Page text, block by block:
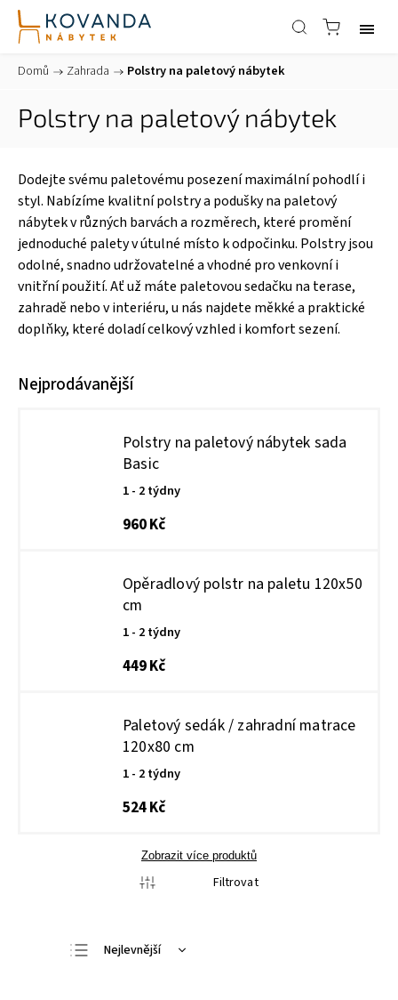
Domů / Zahrada / Polstry na paletový nábytek
Polstry na paletový nábytek
Dodejte svému paletovému posezení maximální pohodlí i
styl. Nabízíme kvalitní polstry a podušky na paletový
nábytek v různých barvách a rozměrech, které promění
jednoduché palety v útulné místo k odpočinku. Polstry jsou
odolné, snadno udržovatelné a vhodné pro venkovní i
vnitřní použití. Ať už máte paletovou sedačku na terase,
zahradě nebo v interiéru, u nás najdete měkké a praktické
doplňky, které doladí celkový vzhled i komfort sezení.
Nejprodávanější
Polstry na paletový nábytek sada
Basic
1 - 2 týdny
960 Kč
Opěradlový polstr na paletu 120x50
cm
1 - 2 týdny
449 Kč
Paletový sedák / zahradní matrace
120x80 cm
1 - 2 týdny
524 Kč
Zobrazit více produktů
Nejlevnější